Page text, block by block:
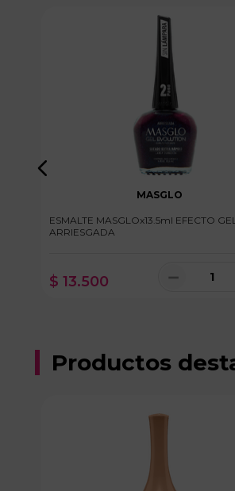
MASGLO
ESMALTE MASGLOx13.5ml EFECTO GEL
ARRIESGADA
$ 13.500 －
Productos